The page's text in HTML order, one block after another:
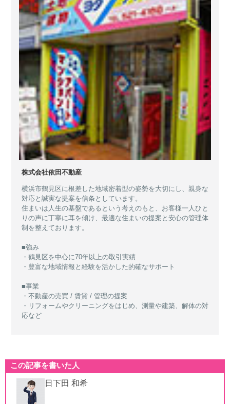
株式会社依田不動産
横浜市鶴見区に根差した地域密着型の姿勢を大切にし、親身な
対応と誠実な提案を信条としています。
住まいは人生の基盤であるという考えのもと、お客様一人ひと
りの声に丁寧に耳を傾け、最適な住まいの提案と安心の管理体
制を整えております。
■強み
・鶴見区を中心に70年以上の取引実績
・豊富な地域情報と経験を活かした的確なサポート
■事業
・不動産の売買 / 賃貸 / 管理の提案
・リフォームやクリーニングをはじめ、測量や建築、解体の対
応など
この記事を書いた人
日下田 和希